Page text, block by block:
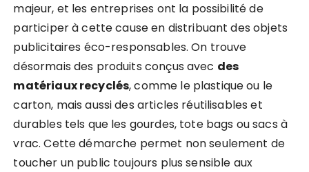
majeur, et les entreprises ont la possibilité de
participer à cette cause en distribuant des objets
publicitaires éco-responsables. On trouve
désormais des produits conçus avec des
matériaux recyclés, comme le plastique ou le
carton, mais aussi des articles réutilisables et
durables tels que les gourdes, tote bags ou sacs à
vrac. Cette démarche permet non seulement de
toucher un public toujours plus sensible aux